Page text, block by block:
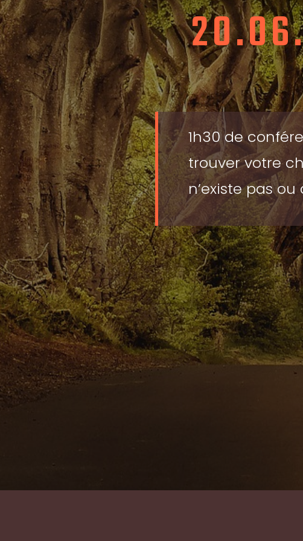
1h30 de
trouver votre
n’existe pas